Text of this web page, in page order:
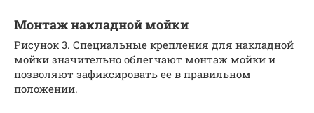
Монтаж накладной мойки
Рисунок 3. Специальные крепления для накладной
мойки значительно облегчают монтаж мойки и
позволяют зафиксировать ее в правильном
положении.